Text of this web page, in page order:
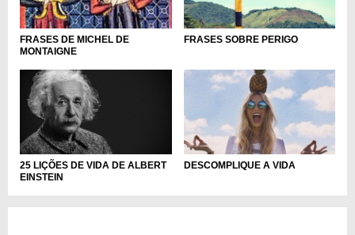
FRASES DE MICHEL DE
MONTAIGNE
FRASES SOBRE PERIGO
25 LIÇÕES DE VIDA DE ALBERT
EINSTEIN
DESCOMPLIQUE A VIDA